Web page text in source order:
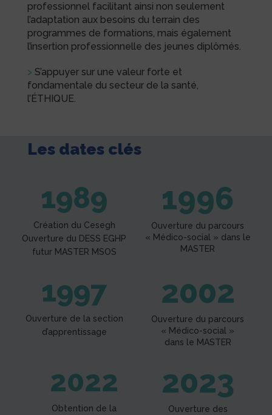
professionnel facilitant ainsi non seulement
l’adaptation aux besoins du terrain des
programmes de formations, mais également
l’insertion professionnelle des jeunes diplômés.
> S’appuyer sur une valeur forte et
fondamentale du secteur de la santé,
l’ÉTHIQUE.
Les dates clés
1989
Création du Cesegh
Ouverture du DESS EGHP
futur MASTER MSOS
1996
Ouverture du parcours
« Médico-social » dans le
MASTER
1997
Ouverture de la section
d’apprentissage
2002
Ouverture du parcours
« Médico-social »
dans le MASTER
2022
Obtention de la
2023
Ouverture des